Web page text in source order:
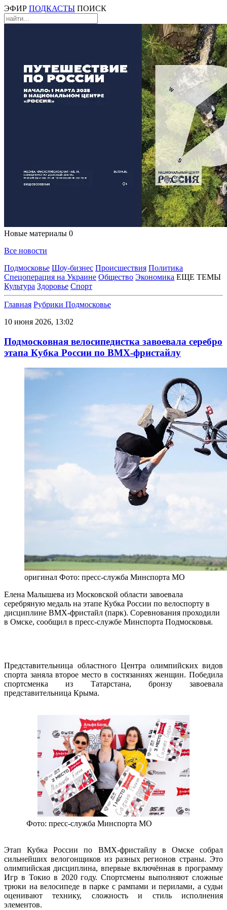
ЭФИР ПОДКАСТЫ ПОИСК
Новые материалы 0
Все новости
Подмосковье Шоу-бизнес Происшествия Политика
Спецоперация на Украине Общество Экономика ЕЩЕ ТЕМЫ
Культура Здоровье Спорт
Главная Рубрики Подмосковье
10 июня 2026, 13:02
Подмосковная велосипедистка завоевала серебро
этапа Кубка России по ВМХ-фристайлу
оригинал Фото: пресс-служба Минспорта МО
Елена Малышева из Московской области завоевала
серебряную медаль на этапе Кубка России по велоспорту в
дисциплине ВМХ-фристайл (парк). Соревнования проходили
в Омске, сообщил в пресс-службе Минспорта Подмосковья.
Представительница областного Центра олимпийских видов
спорта заняла второе место в состязаниях женщин. Победила
спортсменка из Татарстана, бронзу завоевала
представительница Крыма.
Фото: пресс-служба Минспорта МО
Этап Кубка России по ВМХ-фристайлу в Омске собрал
сильнейших велогонщиков из разных регионов страны. Это
олимпийская дисциплина, впервые включённая в программу
Игр в Токио в 2020 году. Спортсмены выполняют сложные
трюки на велосипеде в парке с рампами и перилами, а судьи
оценивают технику, сложность и стиль исполнения
элементов.